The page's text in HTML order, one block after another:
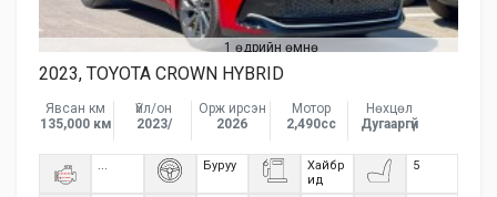
1 өдрийн өмнө
2023, TOYOTA CROWN HYBRID
Явсан км
135,000 км
Үйл/он
2023/
Орж ирсэн
2026
Мотор
2,490сс
Нөхцөл
Дугааргүй
... Буруу
Хайбр
ид
5